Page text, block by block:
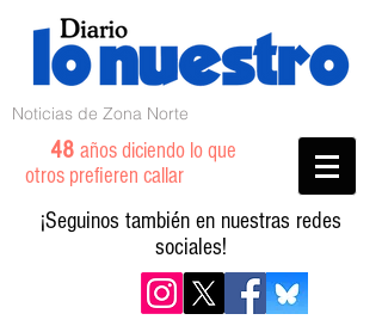
Noticias de Zona Norte
48 años diciendo lo que
otros prefieren callar
¡Seguinos también en nuestras redes
sociales!